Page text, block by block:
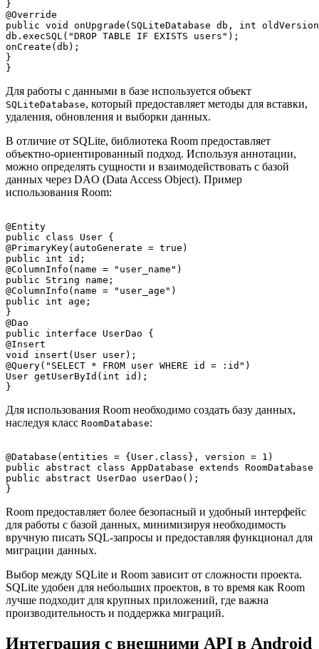
}
@Override
public void onUpgrade(SQLiteDatabase db, int
db.execSQL("DROP TABLE IF EXISTS users");
onCreate(db);
}
Для работы с данными в базе используется объект
SQLiteDatabase, который предоставляет методы для вставки,
удаления, обновления и выборки данных.
В отличие от SQLite, библиотека Room предоставляет
объектно-ориентированный подход. Используя аннотации,
можно определять сущности и взаимодействовать с базой
данных через DAO (Data Access Object). Пример
использования Room:
@Entity
public class User {
@PrimaryKey(autoGenerate = true)
public int id;
@ColumnInfo(name = "user_name")
public String name;
@ColumnInfo(name = "user_age")
public int age;
}
@Dao
public interface UserDao {
@Insert
void insert(User user);
@Query("SELECT * FROM user WHERE id = :id")
User getUserById(int id);
Для использования Room необходимо создать базу данных,
наследуя класс RoomDatabase:
@Database(entities = {User.class}, version = 1)
public abstract class AppDatabase extends
public abstract UserDao userDao();
Room предоставляет более безопасный и удобный интерфейс
для работы с базой данных, минимизируя необходимость
вручную писать SQL-запросы и предоставляя функционал для
миграции данных.
Выбор между SQLite и Room зависит от сложности проекта.
SQLite удобен для небольших проектов, в то время как Room
лучше подходит для крупных приложений, где важна
производительность и поддержка миграций.
Интеграция с внешними API в Android